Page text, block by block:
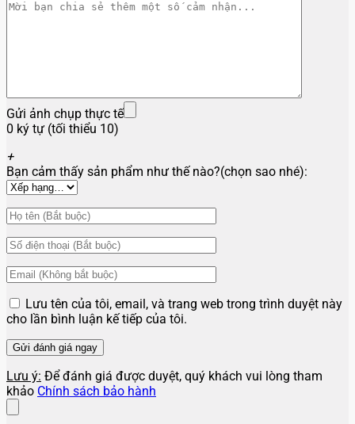
Gửi ảnh chụp thực tế
0 ký tự (tối thiểu 10)
+
Bạn cảm thấy sản phẩm như thế nào?(chọn sao nhé):
Lưu tên của tôi, email, và trang web trong trình duyệt này
cho lần bình luận kế tiếp của tôi.
Lưu ý: Để đánh giá được duyệt, quý khách vui lòng tham
khảo Chính sách bảo hành